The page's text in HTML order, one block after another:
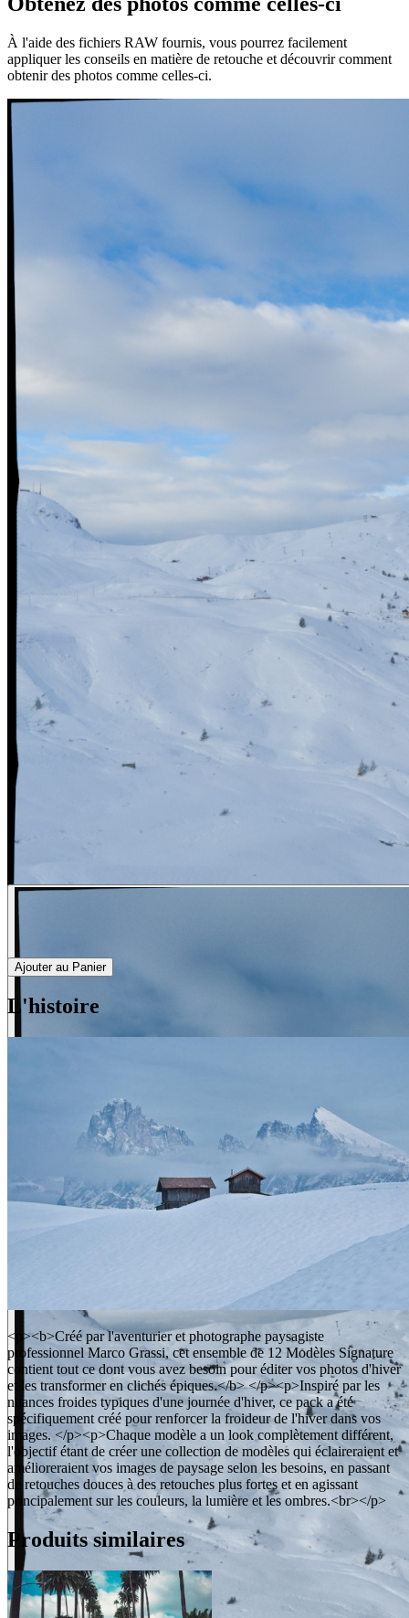
À l'aide des fichiers RAW fournis, vous pourrez facilement
appliquer les conseils en matière de retouche et découvrir comment
obtenir des photos comme celles-ci.
Ajouter au Panier
L'histoire
<p><b>Créé par l'aventurier et photographe paysagiste
professionnel Marco Grassi, cet ensemble de 12 Modèles Signature
contient tout ce dont vous avez besoin pour éditer vos photos d'hiver
et les transformer en clichés épiques.</b> </p><p>Inspiré par les
nuances froides typiques d'une journée d'hiver, ce pack a été
spécifiquement créé pour renforcer la froideur de l'hiver dans vos
images. </p><p>Chaque modèle a un look complètement différent,
l'objectif étant de créer une collection de modèles qui éclaireraient et
amélioreraient vos images de paysage selon les besoins, en passant
de retouches douces à des retouches plus fortes et en agissant
principalement sur les couleurs, la lumière et les ombres.<br></p>
Produits similaires